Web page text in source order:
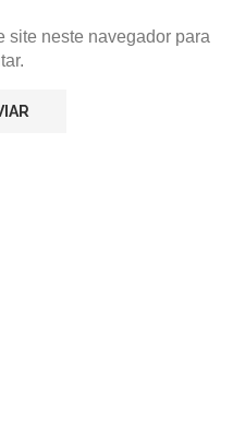
site neste navegador para